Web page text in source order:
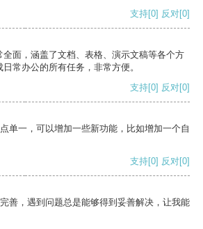
支持[0] 反对[0]
面，涵盖了文档、表格、演示文稿等各个方
常办公的所有任务，非常方便。
支持[0] 反对[0]
单一，可以增加一些新功能，比如增加一个自
支持[0] 反对[0]
善，遇到问题总是能够得到妥善解决，让我能